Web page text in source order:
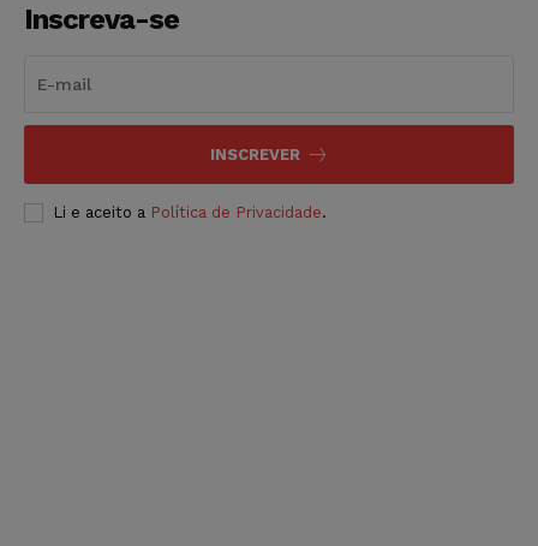
Inscreva-se
INSCREVER
Li e aceito a Política de Privacidade.